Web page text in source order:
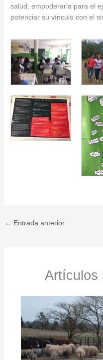
salud, empoderarla para el
potenciar su vínculo con el
← Entrada anterior
Artículos